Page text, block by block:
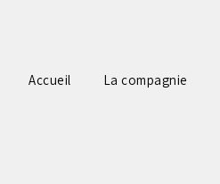
Accueil La compagnie